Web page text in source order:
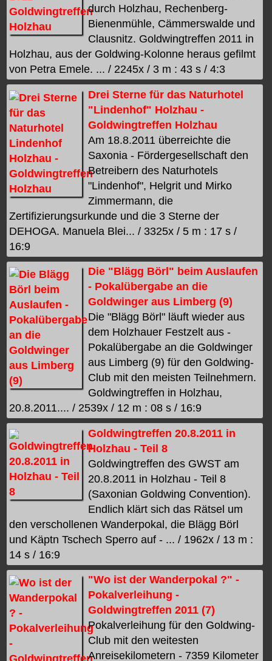
durch Holzhau, Rechenberg-
Bienenmühle, Cämmerswalde und
Clausnitz. Goldwingtreffen 2011 in
Holzhau, aus der Goldwing-Kolonne heraus gefilmt
von Petra Emele. ... / 2245x / 3 m : 43 s / 4:3
Drei Sterne für das Naturhotel
"Lindenhof" Holzhau -
Goldwingtreffen Holzhau
Am 18.8.2011 überreichte die
Saxonia - Fördergesellschaft den
Betreibern des Naturhotels
"Lindenhof", Helgrit und Mirko
Zimmermann, die
Zertifizierungsurkunde und die 3 Sterne der
DEHOGA. Manuela Blei... / 3325x / 5 m : 17 s /
16:9
Die "Blägg Börl" beim Auslaufen
- Pokalübergabe an die
Goldwinger aus Limberg (9)
Die "Blägg Börl" läuft wieder aus
dem Holzhauer Festzelt aus -
Pokalübergabe an die Goldwinger
aus Limberg (9) für den Goldwing-
Club mit den meisten Teilnehmern.
Goldwingtreffen in Holzhau,
20.8.2011.... / 2539x / 12 m : 08 s / 16:9
Goldwingtreffen 20.8.2011 in
Holzhau - Teil 8
Goldwingtreffen des GWST am
20.8.2011 in Holzhau - Teil 8
(Saxonian Goldwing Convention).
Endlich klärt sich das Rätsel um
den verschollenen Wanderpokal, die Blägg Börl
und Käptn Tschech Sperro auf - ... / 1962x / 13 m :
14 s / 16:9
"Wo ist der Wanderpokal ?" -
Pokalverleihung -
Goldwingtreffen 2011 (7)
Pokalverleihung für den Goldwing-
Club mit den weitesten
Anreisekilometern - 7359 Kilometer